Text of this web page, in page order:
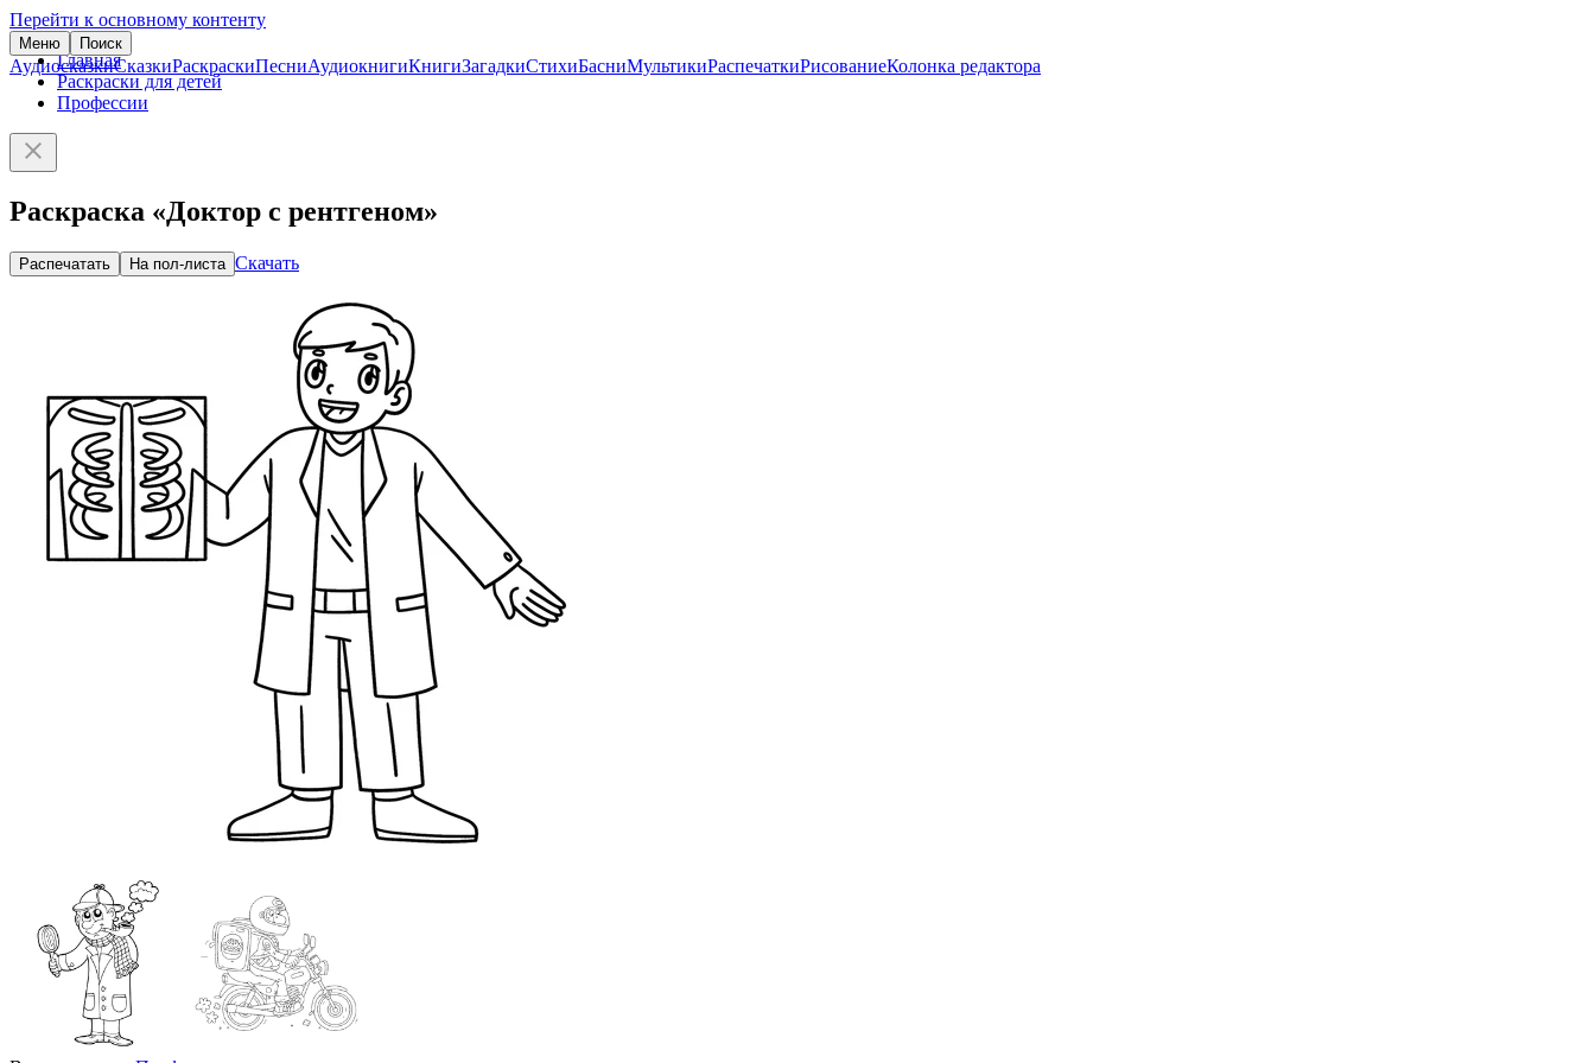
Перейти к основному контенту
Меню Поиск
АудиосказкиСказкиРаскраскиПесниАудиокнигиКнигиЗагадкиСтихиБасниМультикиРаспечаткиРисованиеКолонка редактора
Главная
Раскраски для детей
Профессии
Раскраска «Доктор с рентгеном»
Распечатать На пол-листа Скачать